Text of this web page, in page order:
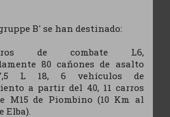
B' se han destinado:
de combate L6,
80 cañones de asalto
L 18, 6 vehículos de
a partir del 40, 11 carros
M15 de Piombino (10 Km al
Elba).